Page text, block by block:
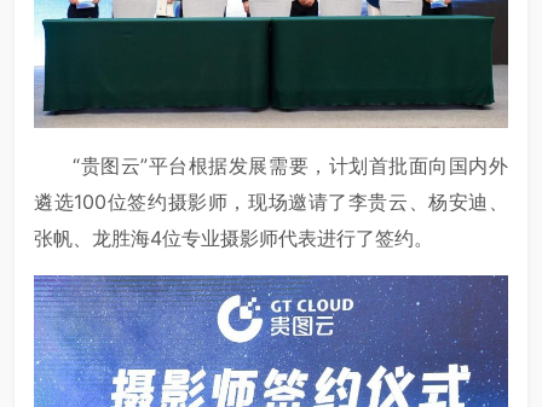
“贵图云”平台根据发展需要，计划首批面向国内外
遴选100位签约摄影师，现场邀请了李贵云、杨安迪、
张帆、龙胜海4位专业摄影师代表进行了签约。